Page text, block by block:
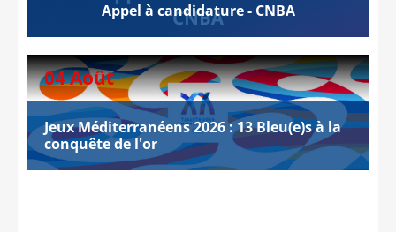
Appel à candidature - CNBA
04 Août
Jeux Méditerranéens 2026 : 13 Bleu(e)s à la
conquête de l'or